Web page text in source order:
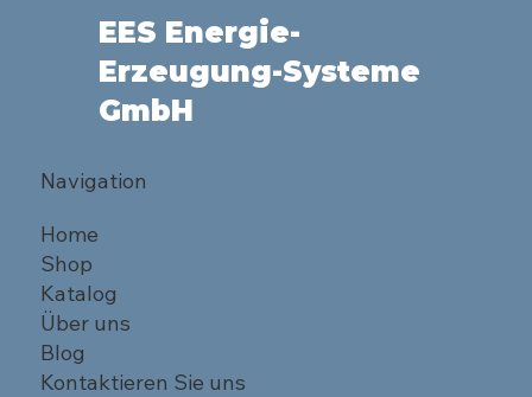
EES Energie-
Erzeugung-Systeme
GmbH
Navigation
Home
Shop
Katalog
Über uns
Blog
Kontaktieren Sie uns